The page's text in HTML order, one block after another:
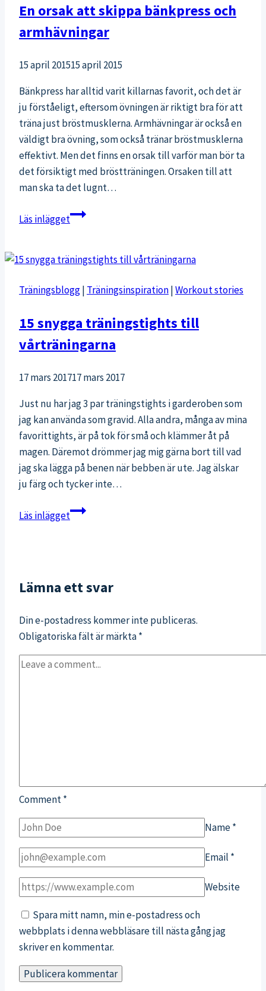
En orsak att skippa bänkpress och
armhävningar
15 april 201515 april 2015
Bänkpress har alltid varit killarnas favorit, och det är
ju förståeligt, eftersom övningen är riktigt bra för att
träna just bröstmusklerna. Armhävningar är också en
väldigt bra övning, som också tränar bröstmusklerna
effektivt. Men det finns en orsak till varför man bör ta
det försiktigt med bröstträningen. Orsaken till att
man ska ta det lugnt…
Läs inläggetEn
skippa
och
Träningsblogg| Träningsinspiration|Workout stories
15 snygga träningstights till
vårträningarna
17 mars 201717 mars 2017
Just nu har jag 3 par träningstights i garderoben som
jag kan använda som gravid. Alla andra, många av mina
favorittights, är på tok för små och klämmer åt på
magen. Däremot drömmer jag mig gärna bort till vad
jag ska lägga på benen när bebben är ute. Jag älskar
ju färg och tycker inte…
Läs inlägget15
Lämna ett svar
Din e-postadress kommer inte publiceras.
Obligatoriska fält är märkta*
Comment*
Name*
Email *
Website
Spara mitt namn, min e-postadress och
webbplats i denna webbläsare till nästa gång jag
skriver en kommentar.